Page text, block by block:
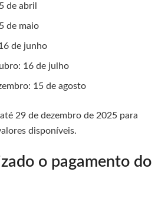
de abril
de maio
de junho
16 de julho
15 de agosto
29 de dezembro de 2025 para
disponíveis.
o pagamento do